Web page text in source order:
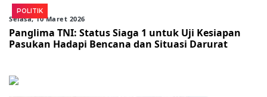
POLITIK
Selasa, 10 Maret 2026
Panglima TNI: Status Siaga 1 untuk Uji Kesiapan
Pasukan Hadapi Bencana dan Situasi Darurat